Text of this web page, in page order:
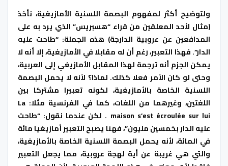
ولتوضيح أكثر لمفهوم البصمة اللسنية الأمازيغية، نأخذ
(مثال لأحد المعلقين من قراء “هسبريس” الذي يرد به على
المدافعين عن عروبية الدارجة) هذه الجملة: “طاحت عليه
الدار”. فهذا التعبير، رغم أن له مقابلا في الأمازيغية، إلا أنه لا
يمكن الجزم أنه ترجمة لهذا المقابل الأمازيغي إلى العربية،
وحتى لو كان الأمر فعلا كذلك. لماذا؟ لأنه لا يحمل البصمة
اللسنية الخاصة بالأمازيغية، لكونه تعبيرا مشتركا بين
اللغتين، وغيرهما من اللغات، كما في الفرنسية مثلا: La
maison s’est écroulée sur lui . لكن عندما نقول: “طاحت
عليه الدار بخمسين مليون”، فهنا يصبح التعبير أمازيغيا مائة
في المائة، لأنه يحمل البصمة اللسنية الخاصة بالأمازيغية،
والتي هي غريبة عن أية لهجة عروبية، مما يجعل التعبير